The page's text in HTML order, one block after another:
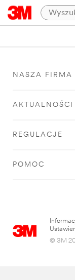
NASZA FIRMA
AKTUALNOŚCI
REGULACJE
POMOC
© 3M